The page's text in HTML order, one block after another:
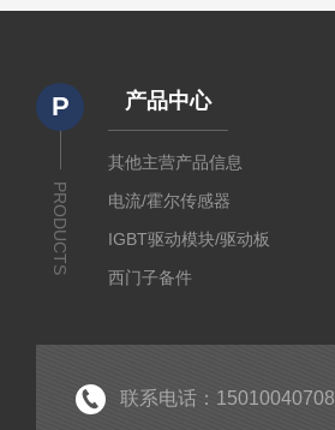
P
PRODUCTS
产品中心
其他主营产品信息
电流/霍尔传感器
IGBT驱动模块/驱动板
西门子备件
PIM集成功率模块
联系电话：15010040708